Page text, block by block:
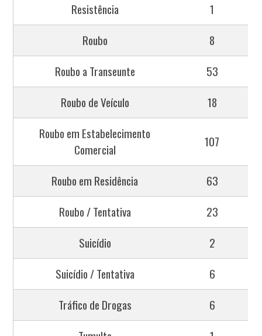
Resistência
1
Roubo
8
Roubo a Transeunte
53
Roubo de Veículo
18
Roubo em Estabelecimento
Comercial
107
Roubo em Residência
63
Roubo / Tentativa
23
Suicídio
2
Suicídio / Tentativa
6
Tráfico de Drogas
6